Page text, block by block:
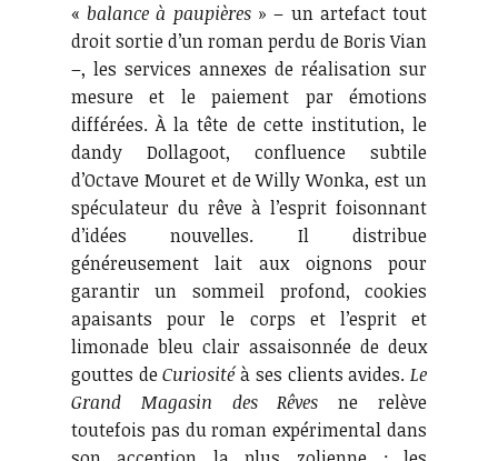
«balance à paupières» – un artefact tout
droit sortie d’un roman perdu de Boris Vian
–, les services annexes de réalisation sur
mesure et le paiement par émotions
différées. À la tête de cette institution, le
dandy Dollagoot, confluence subtile
d’Octave Mouret et de Willy Wonka, est un
spéculateur du rêve à l’esprit foisonnant
d’idées nouvelles. Il distribue
généreusement lait aux oignons pour
garantir un sommeil profond, cookies
apaisants pour le corps et l’esprit et
limonade bleu clair assaisonnée de deux
gouttes deCuriositéà ses clients avides.Le
Grand Magasin des Rêves ne relève
toutefois pas du roman expérimental dans